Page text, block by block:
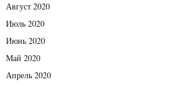
Август 2020
Июль 2020
Июнь 2020
Май 2020
Апрель 2020